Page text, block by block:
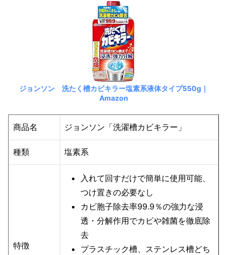
ジョンソン 洗たく槽カビキラー塩素系液体タイプ550g｜
Amazon
商品名 ジョンソン「洗濯槽カビキラー」
種類 塩素系
特徴
入れて回すだけで簡単に使用可能、
つけ置きの必要なし
カビ胞子除去率99.9％の強力な浸
透・分解作用でカビや雑菌を徹底除
去
プラスチック槽、ステンレス槽どち